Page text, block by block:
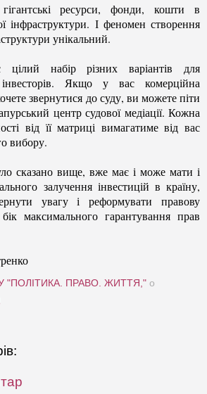
гігантські ресурси, фонди, кошти в
інфраструктури. І феномен створення
унікальний.
цілий набір різних варіантів для
Якщо у вас комерційна
звернутися до суду, ви можете піти
центр судової медіації. Кожна
від її матриці вимагатиме від вас
вибору.
сказано вище, вже має і може мати і
залучення інвестицій в країну,
увагу і реформувати правову
максимального гарантування прав
"ПОЛІТИКА. ПРАВО. ЖИТТЯ," о